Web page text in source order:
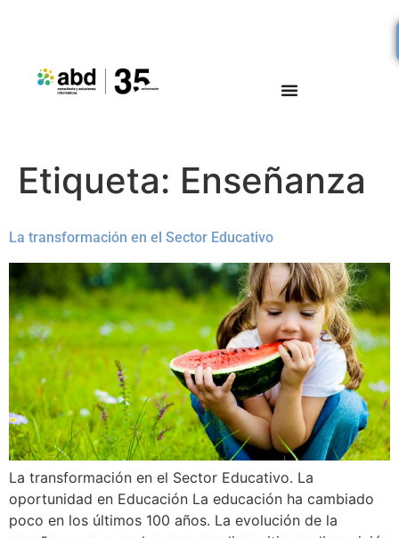
Etiqueta: Enseñanza
La transformación en el Sector Educativo
La transformación en el Sector Educativo. La
oportunidad en Educación La educación ha cambiado
poco en los últimos 100 años. La evolución de la